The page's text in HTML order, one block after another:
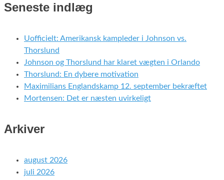
Seneste indlæg
Uofficielt: Amerikansk kampleder i Johnson vs.
Thorslund
Johnson og Thorslund har klaret vægten i Orlando
Thorslund: En dybere motivation
Maximilians Englandskamp 12. september bekræftet
Mortensen: Det er næsten uvirkeligt
Arkiver
august 2026
juli 2026